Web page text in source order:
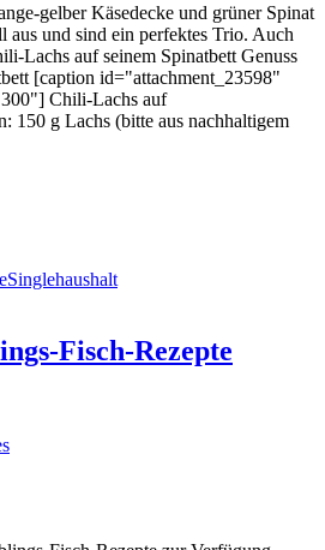
gelber Käsedecke und grüner Spinat
aus und sind ein perfektes Trio. Auch
Lachs auf seinem Spinatbett Genuss
[caption id="attachment_23598"
Chili-Lachs auf
150 g Lachs (bitte aus nachhaltigem
Singlehaushalt
Fisch-Rezepte